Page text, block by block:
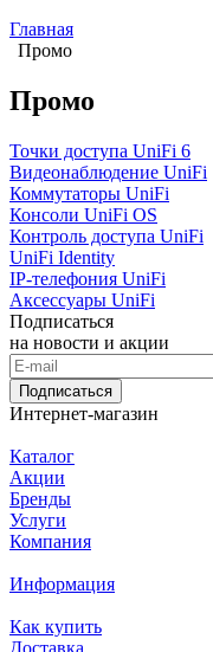
Главная
Промо
Промо
Точки доступа UniFi 6
Видеонаблюдение UniFi
Коммутаторы UniFi
Консоли UniFi OS
Контроль доступа UniFi
UniFi Identity
IP-телефония UniFi
Аксессуары UniFi
Подписаться
на новости и акции
Подписаться
Интернет-магазин
Каталог
Акции
Бренды
Услуги
Компания
Информация
Как купить
Доставка